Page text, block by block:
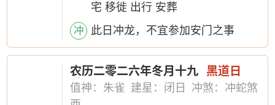
宅 移徙 出行 安葬
冲 此日冲龙，不宜参加安门之事
农历二零二六年冬月十九 黑道日
值神：朱雀 建星：闭日
冲煞：冲蛇煞